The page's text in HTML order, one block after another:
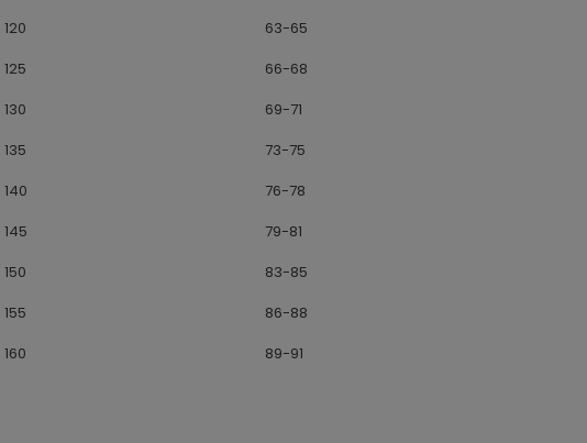
120
63-65
125
66-68
130
69-71
135
73-75
140
76-78
145
79-81
150
83-85
155
86-88
160
89-91